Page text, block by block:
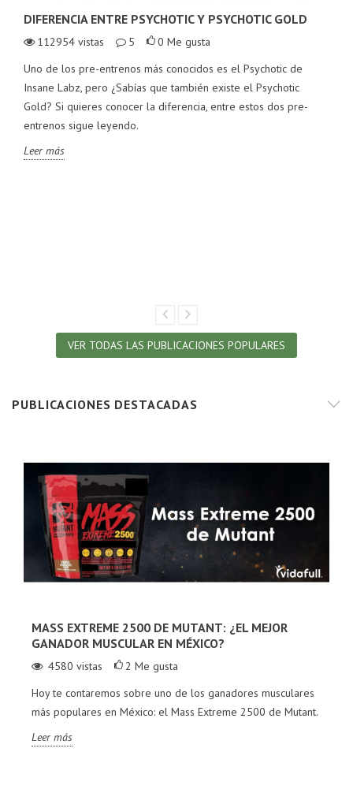
DIFERENCIA ENTRE PSYCHOTIC Y PSYCHOTIC GOLD
112954 vistas 5 0 Me gusta
Uno de los pre-entrenos más conocidos es el Psychotic de
Insane Labz, pero ¿Sabías que también existe el Psychotic
Gold? Si quieres conocer la diferencia, entre estos dos pre-
entrenos sigue leyendo.
Leer más
VER TODAS LAS PUBLICACIONES POPULARES
PUBLICACIONES DESTACADAS
MASS EXTREME 2500 DE MUTANT: ¿EL MEJOR
GANADOR MUSCULAR EN MÉXICO?
4580 vistas 2 Me gusta
Hoy te contaremos sobre uno de los ganadores musculares
más populares en México: el Mass Extreme 2500 de Mutant.
Leer más